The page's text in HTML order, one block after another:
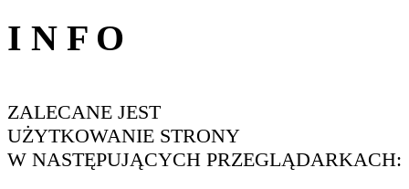
I N F O
ZALECANE JEST
UŻYTKOWANIE STRONY
W NASTĘPUJĄCYCH PRZEGLĄDARKACH: